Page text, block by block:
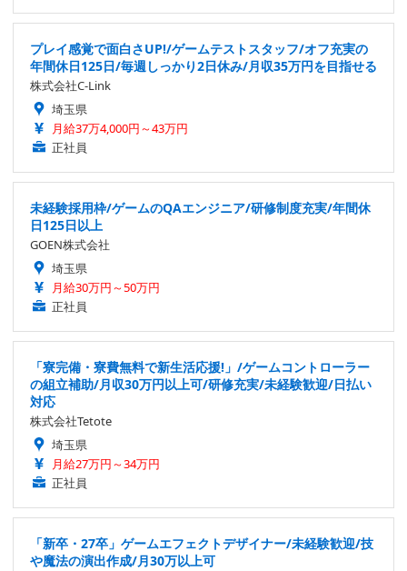
プレイ感覚で面白さUP!/ゲームテストスタッフ/オフ充実の
年間休日125日/毎週しっかり2日休み/月収35万円を目指せる
株式会社C-Link
埼玉県
月給37万4,000円～43万円
正社員
未経験採用枠/ゲームのQAエンジニア/研修制度充実/年間休
日125日以上
GOEN株式会社
埼玉県
月給30万円～50万円
正社員
「寮完備・寮費無料で新生活応援!」/ゲームコントローラー
の組立補助/月収30万円以上可/研修充実/未経験歓迎/日払い
対応
株式会社Tetote
埼玉県
月給27万円～34万円
正社員
「新卒・27卒」ゲームエフェクトデザイナー/未経験歓迎/技
や魔法の演出作成/月30万以上可